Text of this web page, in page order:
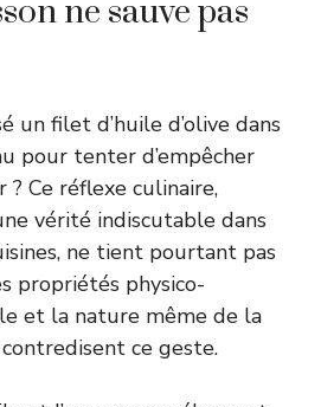
ne sauve pas
un filet d’huile d’olive dans
pour tenter d’empêcher
Ce réflexe culinaire,
vérité indiscutable dans
ne tient pourtant pas
propriétés physico-
et la nature même de la
ce geste.